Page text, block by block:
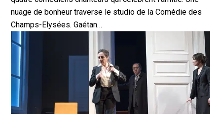
nuage de bonheur traverse le studio de la Comédie des
Champs-Elysées. Gaétan…